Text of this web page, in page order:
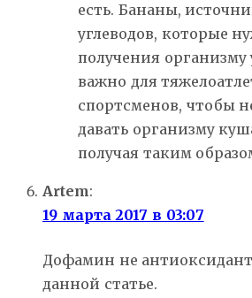
есть. Бананы,
углеводов, которые
получения организму
важно для
спортсменов, чтобы
давать организму
получая таким
Artem:
19 марта 2017 в 03:07
Дофамин не
данной статье.